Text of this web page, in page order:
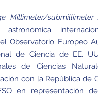
Millimeter/submillimeter
astronómica
Observatorio Europeo
de Ciencia de EE.
de Ciencias
con la República de
en representación